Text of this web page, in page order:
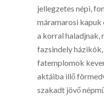
jellegzetes népi,
máramarosi kapuk
a korral haladjnak,
fazsindely
fatemplomok
aktáiba illő
szakadt jövő